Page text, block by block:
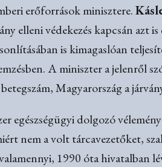
erőforrások minisztere.
elleni védekezés kapcsán
is kimagaslóan
A miniszter a jelenről
Magyarország a
egészségügyi dolgozó
nem a volt tárcavezetőket,
1990 óta hivatalban